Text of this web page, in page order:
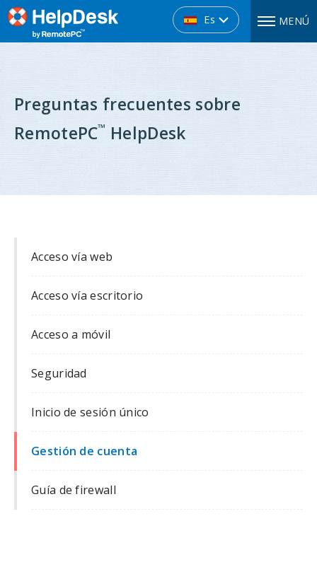
Es MENÚ
Preguntas frecuentes sobre
RemotePC™ HelpDesk
Acceso vía web
Acceso vía escritorio
Acceso a móvil
Seguridad
Inicio de sesión único
Gestión de cuenta
Guía de firewall